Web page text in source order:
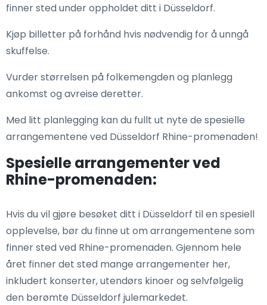
finner sted under oppholdet ditt i Düsseldorf.
Kjøp billetter på forhånd hvis nødvendig for å unngå
skuffelse.
Vurder størrelsen på folkemengden og planlegg
ankomst og avreise deretter.
Med litt planlegging kan du fullt ut nyte de spesielle
arrangementene ved Düsseldorf Rhine-promenaden!
Spesielle arrangementer ved
Rhine-promenaden:
Hvis du vil gjøre besøket ditt i Düsseldorf til en spesiell
opplevelse, bør du finne ut om arrangementene som
finner sted ved Rhine-promenaden. Gjennom hele
året finner det sted mange arrangementer her,
inkludert konserter, utendørs kinoer og selvfølgelig
den berømte Düsseldorf julemarkedet.